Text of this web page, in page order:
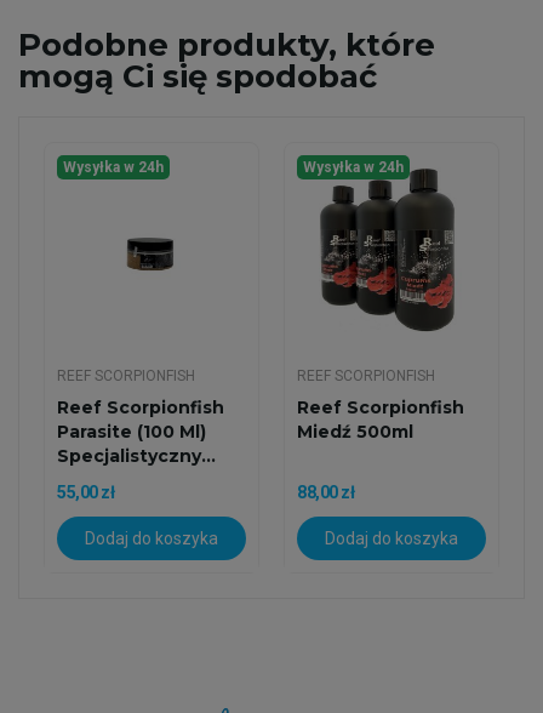
Podobne produkty, które
mogą Ci się spodobać
Wysyłka w 24h
REEF SCORPIONFISH
Reef Scorpionfish
Parasite (100 Ml)
Specjalistyczny...
55,00 zł
Dodaj do koszyka
Wysyłka w 24h
REEF SCORPIONFISH
Reef Scorpionfish
Miedź 500ml
88,00 zł
Dodaj do koszyka